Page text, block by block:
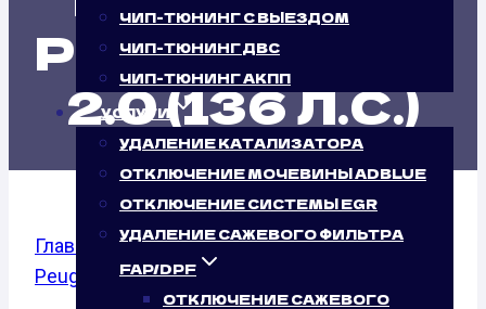
ЧИП-ТЮНИНГ С ВЫЕЗДОМ
ЧИП-ТЮНИНГ ДВС
ЧИП-ТЮНИНГ АКПП
УСЛУГИ
УДАЛЕНИЕ КАТАЛИЗАТОРА
ОТКЛЮЧЕНИЕ МОЧЕВИНЫ ADBLUE
ОТКЛЮЧЕНИЕ СИСТЕМЫ EGR
УДАЛЕНИЕ САЖЕВОГО ФИЛЬТРА
FAP/DPF
ОТКЛЮЧЕНИЕ САЖЕВОГО
PEUGEOT 807
2.0 (136 Л.С.)
Главная /Калибровка файлов прошивок/
Peugeot
/807/ 2.0